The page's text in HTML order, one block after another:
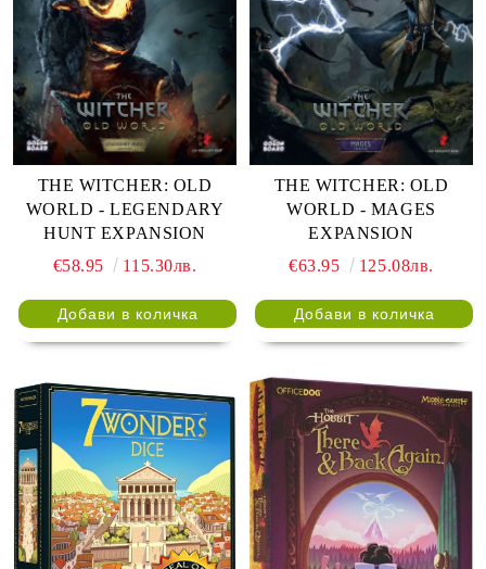
THE WITCHER: OLD
WORLD - LEGENDARY
HUNT EXPANSION
€58.95
115.30лв.
THE WITCHER: OLD
WORLD - MAGES
EXPANSION
€63.95
125.08лв.